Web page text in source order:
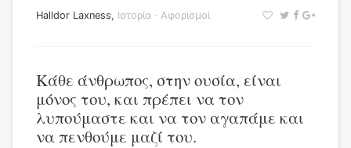
Halldor Laxness, Ιστορία · Αφορισμοί
Κάθε άνθρωπος, στην ουσία, είναι
μόνος του, και πρέπει να τον
λυπούμαστε και να τον αγαπάμε και
να πενθούμε μαζί του.